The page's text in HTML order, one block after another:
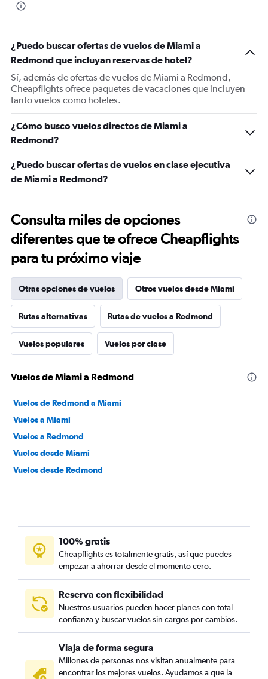
¿Puedo buscar ofertas de vuelos de Miami a
Redmond que incluyan reservas de hotel?
Sí, además de ofertas de vuelos de Miami a Redmond,
Cheapflights ofrece paquetes de vacaciones que incluyen
tanto vuelos como hoteles.
¿Cómo busco vuelos directos de Miami a
Redmond?
¿Puedo buscar ofertas de vuelos en clase ejecutiva
de Miami a Redmond?
Consulta miles de opciones
diferentes que te ofrece Cheapflights
para tu próximo viaje
Otras opciones de vuelos Otros vuelos desde Miami
Rutas alternativas Rutas de vuelos a Redmond
Vuelos populares Vuelos por clase
Vuelos de Miami a Redmond
Vuelos de Redmond a Miami
Vuelos a Miami
Vuelos a Redmond
Vuelos desde Miami
Vuelos desde Redmond
100% gratis
Cheapflights es totalmente gratis, así que puedes
empezar a ahorrar desde el momento cero.
Reserva con flexibilidad
Nuestros usuarios pueden hacer planes con total
confianza y buscar vuelos sin cargos por cambios.
Viaja de forma segura
Millones de personas nos visitan anualmente para
encontrar los mejores vuelos. Ayudamos a que la